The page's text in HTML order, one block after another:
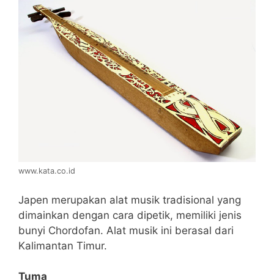
www.kata.co.id
Japen merupakan alat musik tradisional yang
dimainkan dengan cara dipetik, memiliki jenis
bunyi Chordofan. Alat musik ini berasal dari
Kalimantan Timur.
Tuma